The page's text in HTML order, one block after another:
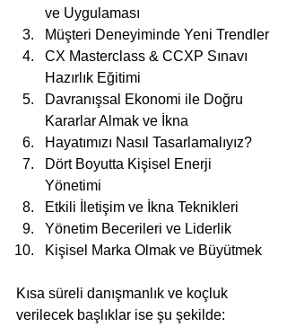
ve Uygulaması
Müşteri Deneyiminde Yeni Trendler
CX Masterclass & CCXP Sınavı
Hazırlık Eğitimi
Davranışsal Ekonomi ile Doğru
Kararlar Almak ve İkna
Hayatımızı Nasıl Tasarlamalıyız?
Dört Boyutta Kişisel Enerji
Yönetimi
Etkili İletişim ve İkna Teknikleri
Yönetim Becerileri ve Liderlik
Kişisel Marka Olmak ve Büyütmek
Kısa süreli danışmanlık ve koçluk
verilecek başlıklar ise şu şekilde: